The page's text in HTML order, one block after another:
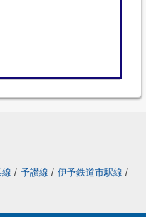
/ 予讃線 / 伊予鉄道市駅線 /